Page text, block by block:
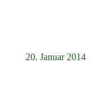
20. Januar 2014